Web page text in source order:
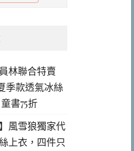
林聯合特賣
季款透氣冰絲
書75折
風雪狼獨家代
上衣，四件只